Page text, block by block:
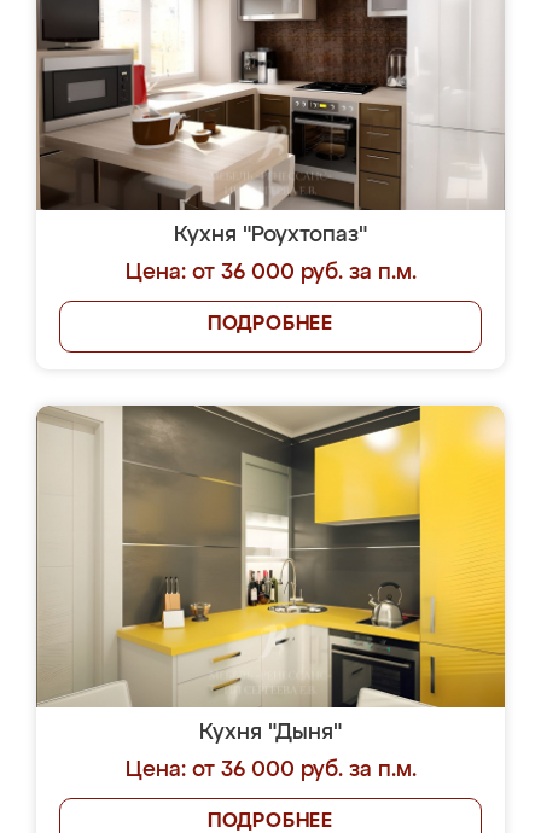
Кухня "Роухтопаз"
Цена: от 36 000 руб. за п.м.
ПОДРОБНЕЕ
Кухня "Дыня"
Цена: от 36 000 руб. за п.м.
ПОДРОБНЕЕ